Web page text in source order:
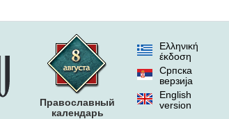
Православный
календарь
Ελληνική
έκδοση
Српска
верзиjа
English
version